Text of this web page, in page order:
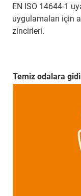
EN ISO 14644-1
uygulamaları için
zincirleri.
Temiz odalara